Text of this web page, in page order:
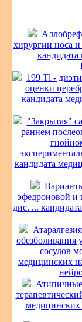
хирургии носа и
199 Tl -
оценки
кандидата
"Закрытая"
раннем
кандидата
эфедроновой и
дис. ...
обезболивания
сосудов
медицинских
медицинских